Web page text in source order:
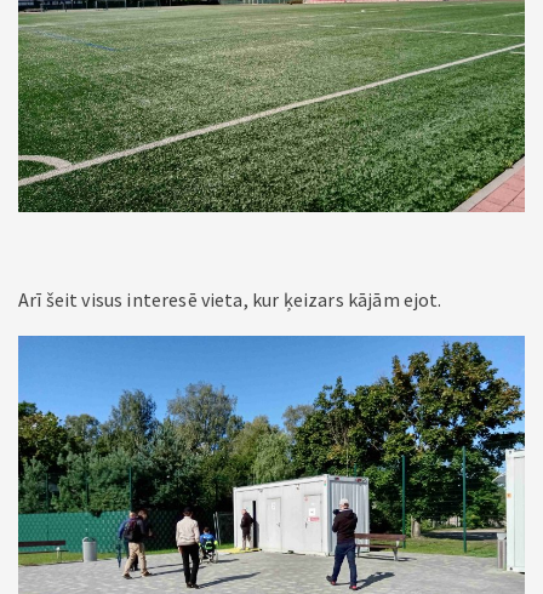
Arī šeit visus interesē vieta, kur ķeizars kājām ejot.